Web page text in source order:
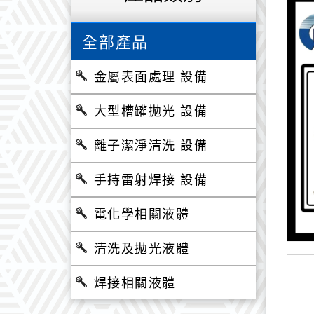
全部產品
金屬表面處理 設備
大型槽罐拋光 設備
離子潔淨清洗 設備
手持雷射焊接 設備
電化學相關液體
清洗及拋光液體
焊接相關液體